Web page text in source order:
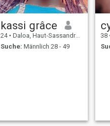
kassi grâce
24 • Daloa, Haut-Sassandra, Côte d'Ivoire
Suche: Männlich 28 - 49
38